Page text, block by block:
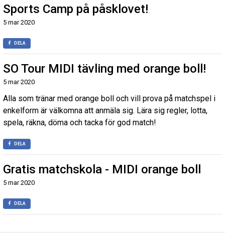
Sports Camp på påsklovet!
5 mar 2020
DELA
SO Tour MIDI tävling med orange boll!
5 mar 2020
Alla som tränar med orange boll och vill prova på matchspel i
enkelform är välkomna att anmäla sig. Lära sig regler, lotta,
spela, räkna, döma och tacka för god match!
DELA
Gratis matchskola - MIDI orange boll
5 mar 2020
DELA